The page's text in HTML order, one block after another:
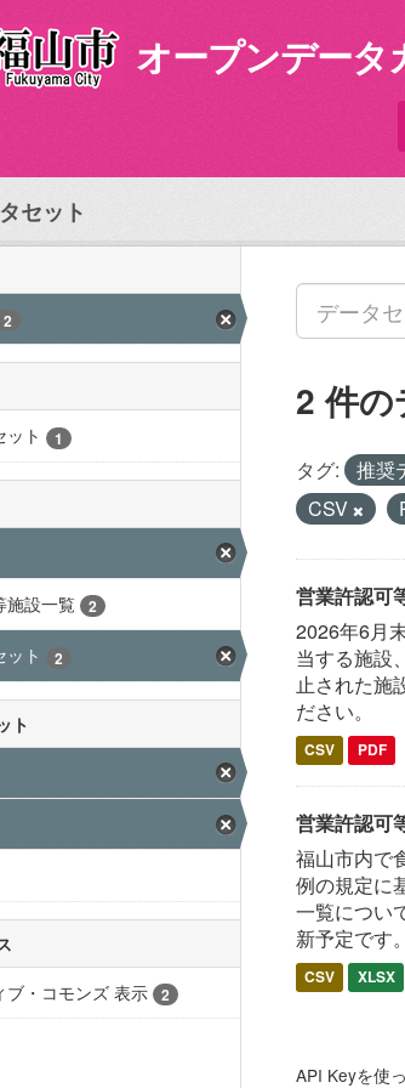
オープンデータ
セット
2
ット
1
施設一覧 2
ット 2
ト
ブ・コモンズ 表示
2
2 件
タグ: 推奨
CSV
営業許認可
2026年6月
当する施設
止された施
ださい。
CSV PDF
営業許認可
福山市内で
例の規定に
一覧につい
新予定です
CSV XLSX
API Keyを使